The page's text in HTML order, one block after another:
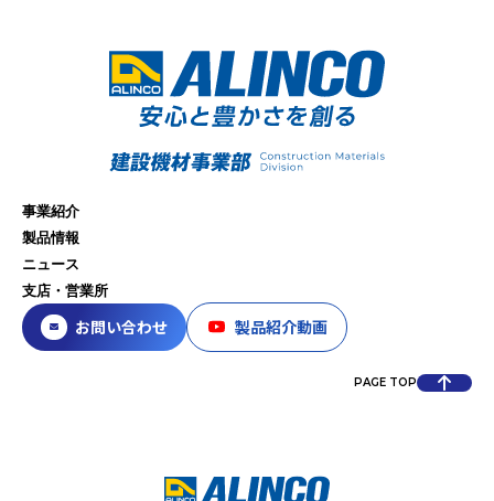
事業紹介
製品情報
ニュース
支店・営業所
お問い合わせ 製品紹介動画
PAGE TOP